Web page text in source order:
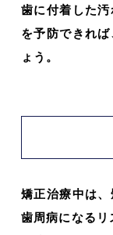
歯に付着した
を予防できれ
ょう。
矯正治療中は
歯周病になるリ